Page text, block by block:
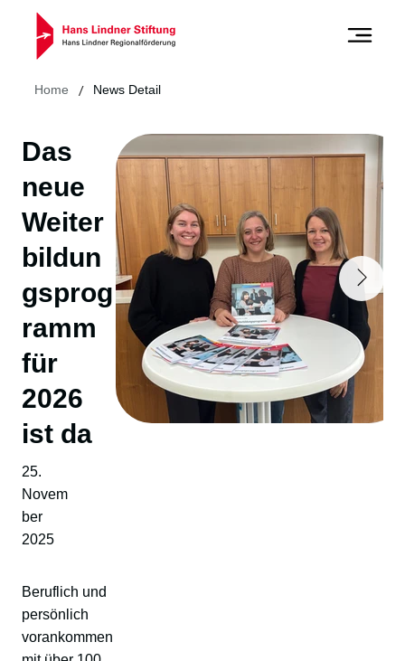
Das
neue
Weiter
bildun
gsprog
ramm
für
2026
ist da
25.
Novem
ber
2025
Beruflich und
persönlich
vorankommen
Home / News Detail